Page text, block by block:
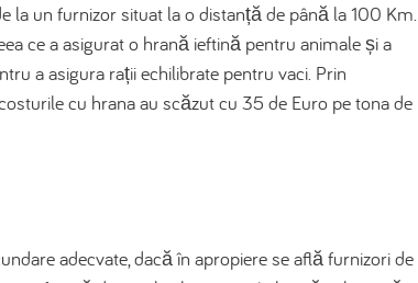
la un furnizor situat la o distanță de până la 100 Km.
ce a asigurat o hrană ieftină pentru animale și a
a asigura rații echilibrate pentru vaci. Prin
cu hrana au scăzut cu 35 de Euro pe tona de
adecvate, dacă în apropiere se află furnizori de